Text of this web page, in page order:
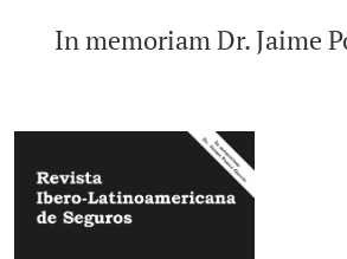
In memoriam Dr. Jaime